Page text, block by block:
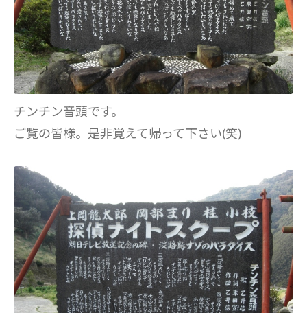
チンチン音頭です。
ご覧の皆様。是非覚えて帰って下さい(笑)